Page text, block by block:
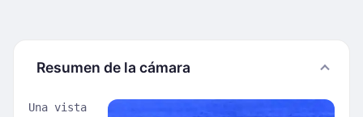
Resumen de la cámara
Una vista